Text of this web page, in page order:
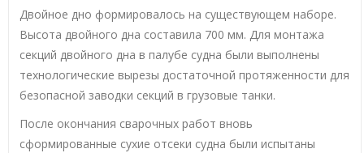
Двойное дно формировалось на существующем наборе.
Высота двойного дна составила 700 мм. Для монтажа
секций двойного дна в палубе судна были выполнены
технологические вырезы достаточной протяженности для
безопасной заводки секций в грузовые танки.
После окончания сварочных работ вновь
сформированные сухие отсеки судна были испытаны